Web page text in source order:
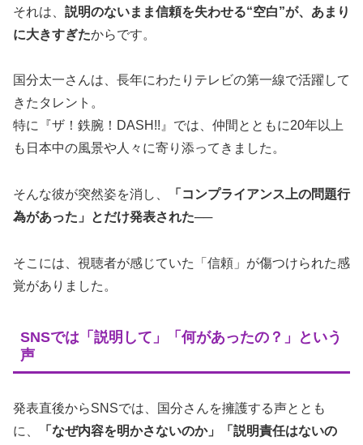
それは、 説明のないまま信頼を失わせる“空白”が、あまり
に大きすぎたからです。
国分太一さんは、長年にわたりテレビの第一線で活躍して
きたタレント。
特に『ザ！鉄腕！DASH!!』では、仲間とともに20年以上
も日本中の風景や人々に寄り添ってきました。
そんな彼が突然姿を消し、
「コンプライアンス上の問題行
為があった」とだけ発表された──
そこには、視聴者が感じていた「信頼」が傷つけられた感
覚がありました。
SNSでは「説明して」「何があったの？」という
声
発表直後からSNSでは、国分さんを擁護する声ととも
に、
「なぜ内容を明かさないのか」「説明責任はないの